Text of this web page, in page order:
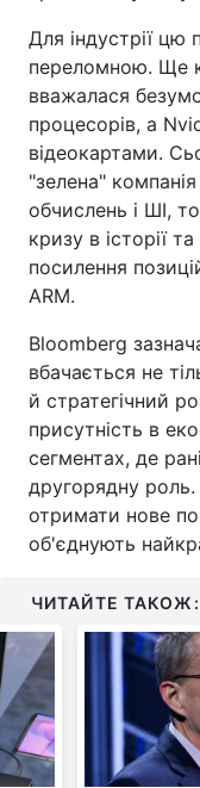
Для індустрії цю
переломною. Ще
вважалася
процесорів, а
відеокартами.
"зелена"
обчислень і ШІ,
кризу в історії
посилення
ARM.
Bloomberg
вбачається не
й стратегічний
присутність в
сегментах, де
другорядну
отримати нове
об'єднують
ЧИТАЙТЕ ТАКОЖ: